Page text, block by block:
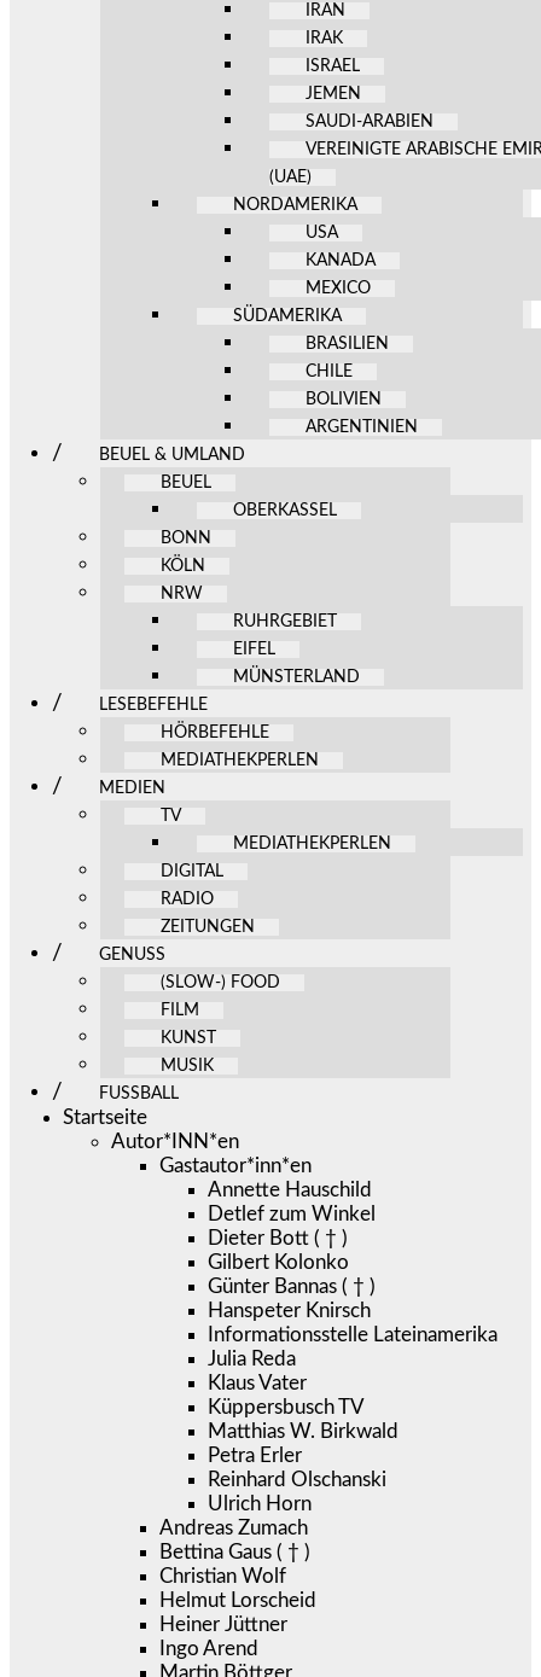
IRAN
IRAK
ISRAEL
JEMEN
SAUDI-ARABIEN
VEREINIGTE ARABISCHE
(UAE)
NORDAMERIKA
USA
KANADA
MEXICO
SÜDAMERIKA
BRASILIEN
CHILE
BOLIVIEN
ARGENTINIEN
BEUEL & UMLAND
BEUEL
OBERKASSEL
BONN
KÖLN
NRW
RUHRGEBIET
EIFEL
MÜNSTERLAND
LESEBEFEHLE
HÖRBEFEHLE
MEDIATHEKPERLEN
MEDIEN
TV
MEDIATHEKPERLEN
DIGITAL
RADIO
ZEITUNGEN
GENUSS
(SLOW-) FOOD
FILM
KUNST
MUSIK
FUSSBALL
Startseite
Autor*INN*en
Gastautor*inn*en
Annette Hauschild
Detlef zum Winkel
Dieter Bott ( † )
Gilbert Kolonko
Günter Bannas ( † )
Hanspeter Knirsch
Informationsstelle Lateinamerika
Julia Reda
Klaus Vater
Küppersbusch TV
Matthias W. Birkwald
Petra Erler
Reinhard Olschanski
Ulrich Horn
Andreas Zumach
Bettina Gaus ( † )
Christian Wolf
Helmut Lorscheid
Heiner Jüttner
Ingo Arend
Martin Böttger